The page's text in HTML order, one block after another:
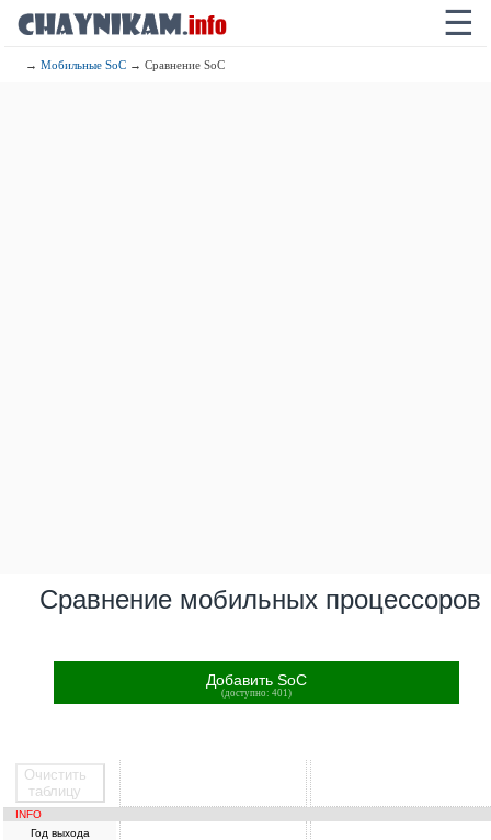
☰
→Мобильные SoC → Сравнение SoC
Сравнение мобильных процессоров
Добавить SoC
(доступно: 401)
Очистить
таблицу
INFO
Год выхода